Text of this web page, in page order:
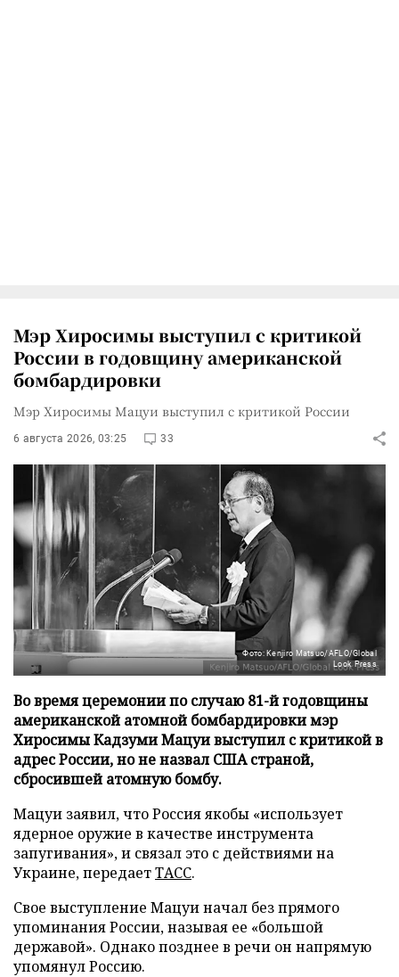
Мэр Хиросимы выступил с критикой
России в годовщину американской
бомбардировки
Мэр Хиросимы Мацуи выступил с критикой России
6 августа 2026, 03:25 33
Фото: Kenjiro Matsuo/AFLO/Global
Look Press
Во время церемонии по случаю 81-й годовщины
американской атомной бомбардировки мэр
Хиросимы Кадзуми Мацуи выступил с критикой в
адрес России, но не назвал США страной,
сбросившей атомную бомбу.
Мацуи заявил, что Россия якобы «использует
ядерное оружие в качестве инструмента
запугивания», и связал это с действиями на
Украине, передаетТАСС.
Свое выступление Мацуи начал без прямого
упоминания России, называя ее «большой
державой». Однако позднее в речи он напрямую
упомянул Россию.